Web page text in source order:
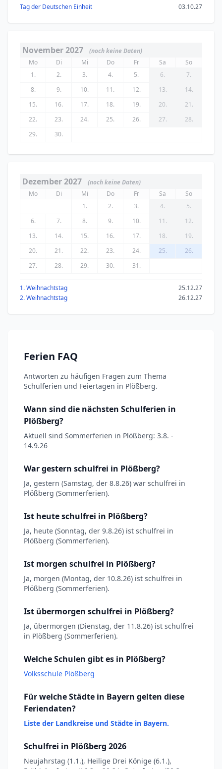
Tag der Deutschen Einheit 03.10.27
November 2027
(noch keine Daten)
Mo
Di Mi Do Fr Sa
So
1.
2. 3. 4. 5. 6.
7.
8.
9. 10. 11. 12. 13.
14.
15.
16. 17. 18. 19. 20.
21.
22.
23. 24. 25. 26. 27.
28.
29.
30.
Dezember 2027
(noch keine Daten)
Mo
Di Mi Do Fr Sa
So
1.
2. 3. 4.
5.
6.
7. 8. 9. 10. 11.
12.
13.
14. 15. 16. 17. 18.
19.
20.
21. 22. 23. 24. 25.
26.
27.
28. 29. 30. 31.
1. Weihnachtstag
25.12.27
2. Weihnachtstag
26.12.27
Ferien FAQ
Antworten zu häufigen Fragen zum Thema
Schulferien und Feiertagen in Plößberg.
Wann sind die nächsten Schulferien in
Plößberg?
Aktuell sind Sommerferien in Plößberg: 3.8. -
14.9.26
War gestern schulfrei in Plößberg?
Ja, gestern (Samstag, der 8.8.26) war schulfrei in
Plößberg (Sommerferien).
Ist heute schulfrei in Plößberg?
Ja, heute (Sonntag, der 9.8.26) ist schulfrei in
Plößberg (Sommerferien).
Ist morgen schulfrei in Plößberg?
Ja, morgen (Montag, der 10.8.26) ist schulfrei in
Plößberg (Sommerferien).
Ist übermorgen schulfrei in Plößberg?
Ja, übermorgen (Dienstag, der 11.8.26) ist schulfrei
in Plößberg (Sommerferien).
Welche Schulen gibt es in Plößberg?
Volksschule Plößberg
Für welche Städte in Bayern gelten diese
Feriendaten?
Liste der Landkreise und Städte in Bayern.
Schulfrei in Plößberg 2026
Neujahrstag (1.1.), Heilige Drei Könige (6.1.),